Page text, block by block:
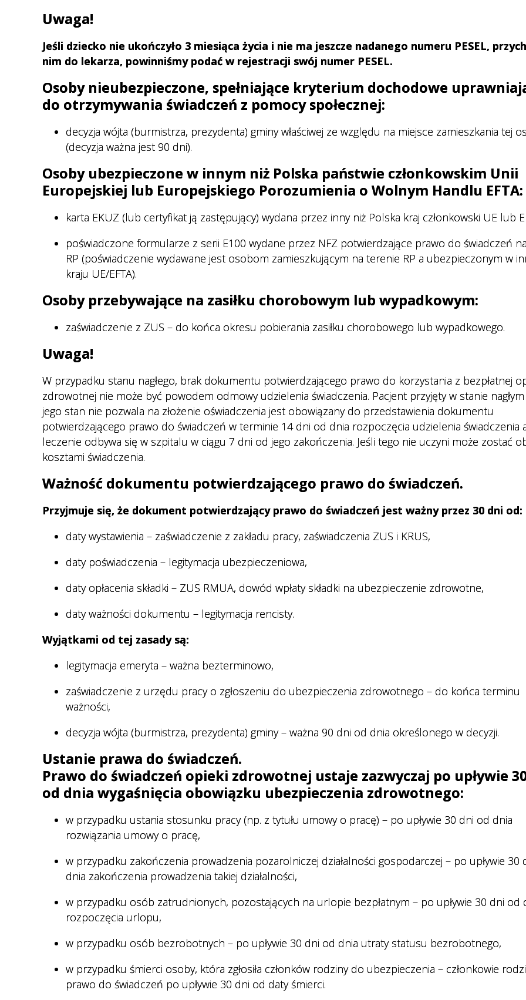
Uwaga!
Jeśli dziecko nie ukończyło 3 miesiąca życia i nie ma jeszcze nadanego numeru PESEL,
nim do lekarza, powinniśmy podać w rejestracji swój numer PESEL.
Osoby nieubezpieczone, spełniające kryterium dochodowe
do otrzymywania świadczeń z pomocy społecznej:
decyzja wójta (burmistrza, prezydenta) gminy właściwej ze względu na miejsce zamieszkania tej
(decyzja ważna jest 90 dni).
Osoby ubezpieczone w innym niż Polska państwie członkowskim Unii
Europejskiej lub Europejskiego Porozumienia o Wolnym Handlu EFTA:
karta EKUZ (lub certyfikat ją zastępujący) wydana przez inny niż Polska kraj członkowski UE lub
poświadczone formularze z serii E100 wydane przez NFZ potwierdzające prawo do świadczeń
RP (poświadczenie wydawane jest osobom zamieszkującym na terenie RP a ubezpieczonym w
kraju UE/EFTA).
Osoby przebywające na zasiłku chorobowym lub wypadkowym:
zaświadczenie z ZUS – do końca okresu pobierania zasiłku chorobowego lub wypadkowego.
Uwaga!
W przypadku stanu nagłego, brak dokumentu potwierdzającego prawo do korzystania z bezpłatnej
zdrowotnej nie może być powodem odmowy udzielenia świadczenia. Pacjent przyjęty w stanie
jego stan nie pozwala na złożenie oświadczenia jest obowiązany do przedstawienia dokumentu
potwierdzającego prawo do świadczeń w terminie 14 dni od dnia rozpoczęcia udzielenia świadczenia
leczenie odbywa się w szpitalu w ciągu 7 dni od jego zakończenia. Jeśli tego nie uczyni może zostać
kosztami świadczenia.
Ważność dokumentu potwierdzającego prawo do świadczeń.
Przyjmuje się, że dokument potwierdzający prawo do świadczeń jest ważny przez 30 dni od:
daty wystawienia – zaświadczenie z zakładu pracy, zaświadczenia ZUS i KRUS,
daty poświadczenia – legitymacja ubezpieczeniowa,
daty opłacenia składki – ZUS RMUA, dowód wpłaty składki na ubezpieczenie zdrowotne,
daty ważności dokumentu – legitymacja rencisty.
Wyjątkami od tej zasady są:
legitymacja emeryta – ważna bezterminowo,
zaświadczenie z urzędu pracy o zgłoszeniu do ubezpieczenia zdrowotnego – do końca terminu
ważności,
decyzja wójta (burmistrza, prezydenta) gminy – ważna 90 dni od dnia określonego w decyzji.
Ustanie prawa do świadczeń.
Prawo do świadczeń opieki zdrowotnej ustaje zazwyczaj po upływie
od dnia wygaśnięcia obowiązku ubezpieczenia zdrowotnego:
w przypadku ustania stosunku pracy (np. z tytułu umowy o pracę) – po upływie 30 dni od dnia
rozwiązania umowy o pracę,
w przypadku zakończenia prowadzenia pozarolniczej działalności gospodarczej – po upływie 30
dnia zakończenia prowadzenia takiej działalności,
w przypadku osób zatrudnionych, pozostających na urlopie bezpłatnym – po upływie 30 dni od
rozpoczęcia urlopu,
w przypadku osób bezrobotnych – po upływie 30 dni od dnia utraty statusu bezrobotnego,
w przypadku śmierci osoby, która zgłosiła członków rodziny do ubezpieczenia – członkowie
prawo do świadczeń po upływie 30 dni od daty śmierci.